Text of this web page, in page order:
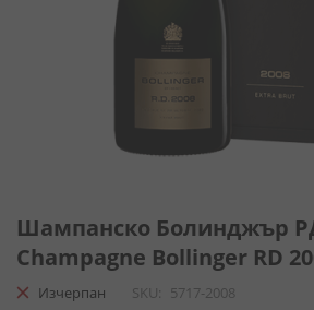
към
началото
на
галерия
Шампанско Болинджър
Champagne Bollinger RD
Изчерпан SKU
5717-2008